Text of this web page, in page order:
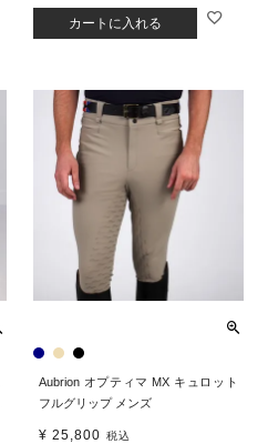
カートに入れる
Aubrion オプティマ MX キュロット
フルグリップ メンズ
¥ 25,800 税込